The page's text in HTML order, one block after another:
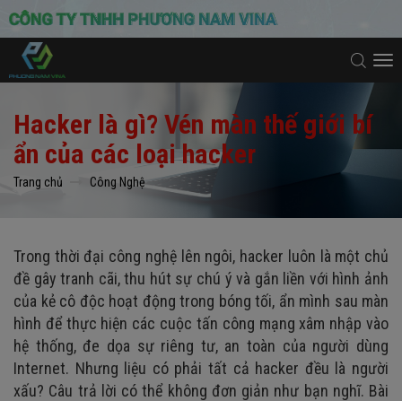
Hacker là gì? Vén màn thế giới bí
ẩn của các loại hacker
Trang chủ Công Nghệ
Trong thời đại công nghệ lên ngôi, hacker luôn là một chủ
đề gây tranh cãi, thu hút sự chú ý và gắn liền với hình ảnh
của kẻ cô độc hoạt động trong bóng tối, ẩn mình sau màn
hình để thực hiện các cuộc tấn công mạng xâm nhập vào
hệ thống, đe dọa sự riêng tư, an toàn của người dùng
Internet. Nhưng liệu có phải tất cả hacker đều là người
xấu? Câu trả lời có thể không đơn giản như bạn nghĩ. Bài